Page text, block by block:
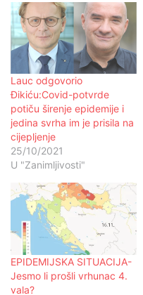
Lauc odgovorio
Đikiću:Covid-potvrde
potiču širenje epidemije i
jedina svrha im je prisila na
cijepljenje
25/10/2021
U "Zanimljivosti"
EPIDEMIJSKA SITUACIJA-
Jesmo li prošli vrhunac 4.
vala?